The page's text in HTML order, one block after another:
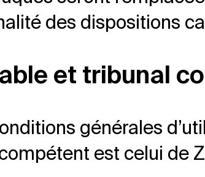
des dispositions
et tribunal
générales
est celui de